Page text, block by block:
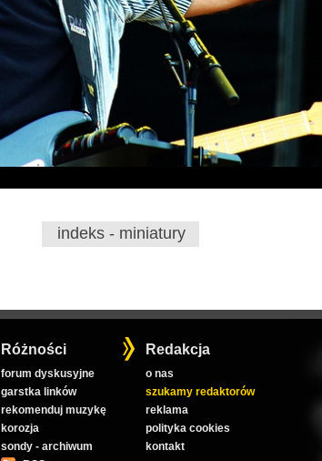
indeks - miniatury
Różności
forum dyskusyjne
garstka linków
rekomenduj muzykę
korozja
sondy - archiwum
Redakcja
o nas
szukamy redaktorów
reklama
polityka cookies
kontakt